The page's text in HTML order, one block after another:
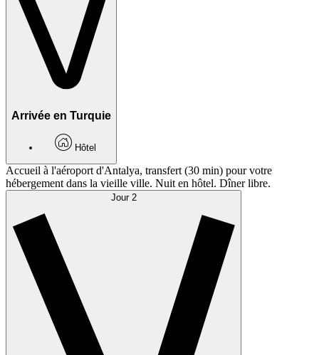
Arrivée en Turquie
Hôtel
Accueil à l'aéroport d'Antalya, transfert (30 min) pour votre
hébergement dans la vieille ville. Nuit en hôtel. Dîner libre.
Jour 2